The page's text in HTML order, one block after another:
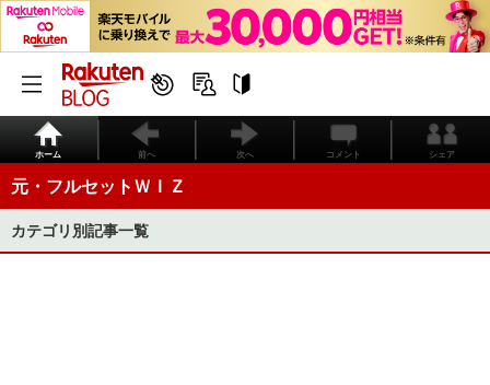
ホーム 前へ 次へ コメント シェア
元・フルセットＷＩＺ
カテゴリ別記事一覧